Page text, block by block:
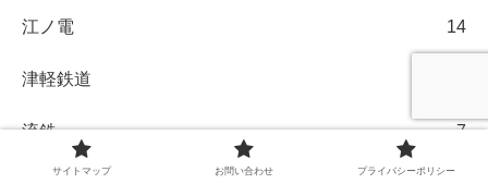
江ノ電 14
津軽鉄道
流鉄 7
サイトマップ お問い合わせ プライバシーポリシー